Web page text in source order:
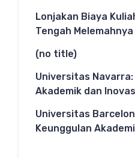
Lonjakan Biaya
Tengah
(no title)
Universitas
Akademik dan
Universitas
Keunggulan